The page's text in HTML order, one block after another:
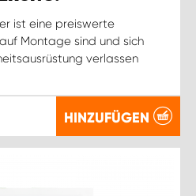
ist eine preiswerte
Montage sind und sich
verlassen
HINZUFÜGEN